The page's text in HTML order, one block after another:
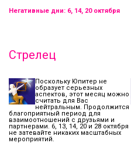
Негативные дни: 6, 14, 20 октября
Стрелец
Поскольку Юпитер не
образует серьезных
аспектов, этот месяц можно
считать для Вас
нейтральным. Продолжится
благоприятный период для
взаимоотношений с друзьями и
партнерами. 6, 13, 14, 20 и 28 октября
не затевайте никаких масштабных
мероприятий.